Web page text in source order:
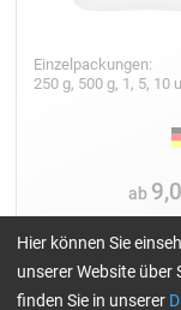
Einzelpackungen:
250 g, 500 g, 1, 5, 10
ab
Härter GL 1 (30
Hier können Sie
unserer Website über
finden Sie in unserer